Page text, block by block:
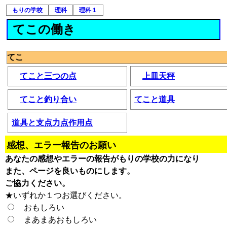
もりの学校 理科 理科１
てこの働き
てこ
てこと三つの点 上皿天秤
てこと釣り合い てこと道具
道具と支点力点作用点
感想、エラー報告のお願い
あなたの感想やエラーの報告がもりの学校の力になり
また、ページを良いものにします。
ご協力ください。
★いずれか１つお選びください。
おもしろい
まあまあおもしろい